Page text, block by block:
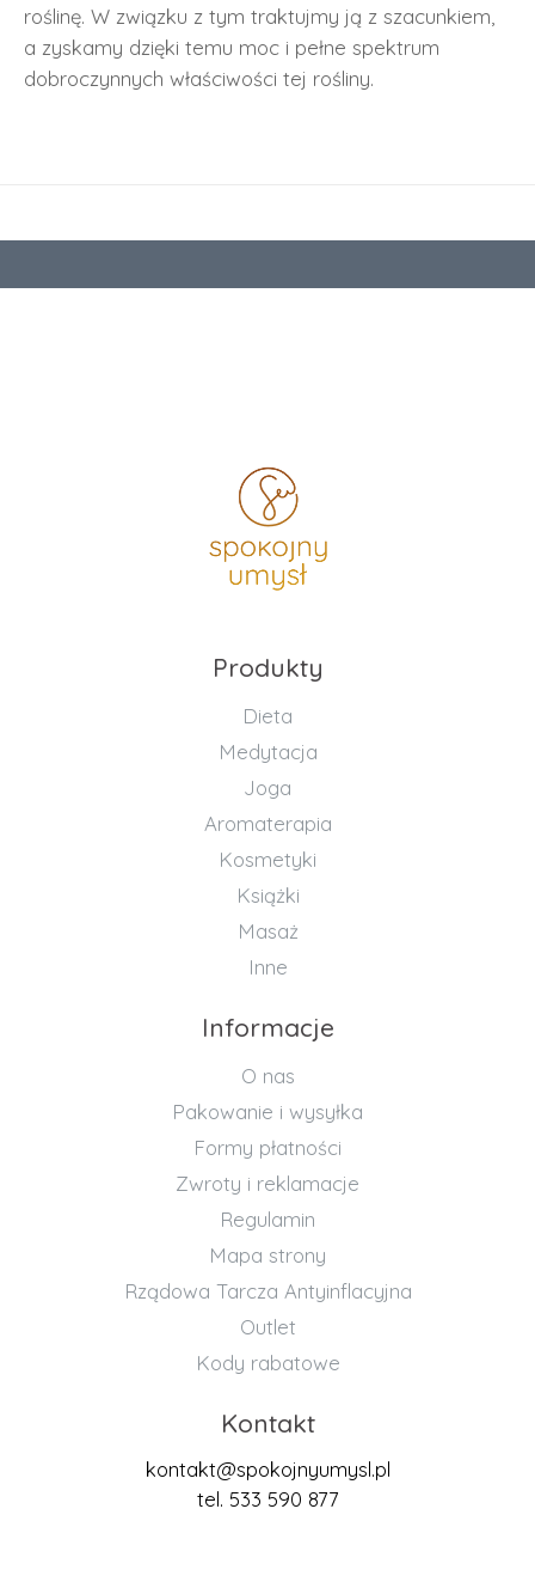
roślinę. W związku z tym traktujmy ją z szacunkiem,
a zyskamy dzięki temu moc i pełne spektrum
dobroczynnych właściwości tej rośliny.
Produkty
Dieta
Medytacja
Joga
Aromaterapia
Kosmetyki
Książki
Masaż
Inne
Informacje
O nas
Pakowanie i wysyłka
Formy płatności
Zwroty i reklamacje
Regulamin
Mapa strony
Rządowa Tarcza Antyinflacyjna
Outlet
Kody rabatowe
Kontakt
kontakt@spokojnyumysl.pl
tel. 533 590 877